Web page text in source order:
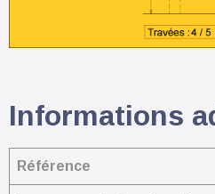
Informations
Référence